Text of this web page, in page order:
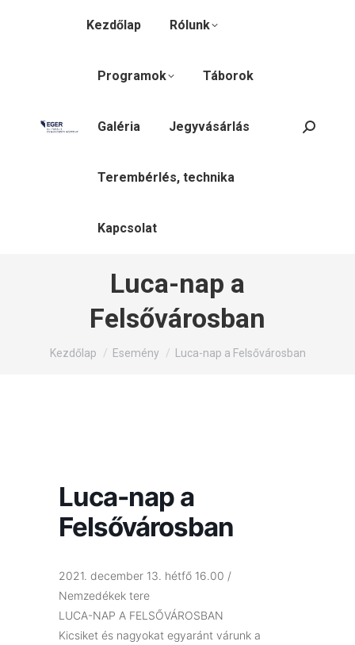
Kezdőlap Rólunk
Programok Táborok
Galéria Jegyvásárlás
Terembérlés, technika
Kapcsolat
Search:
Luca-nap a
Felsővárosban
You are here:
Kezdőlap Esemény Luca-nap a Felsővárosban
Luca-nap a
Felsővárosban
2021. december 13. hétfő 16.00 /
Nemzedékek tere
LUCA-NAP A FELSŐVÁROSBAN
Kicsiket és nagyokat egyaránt várunk a